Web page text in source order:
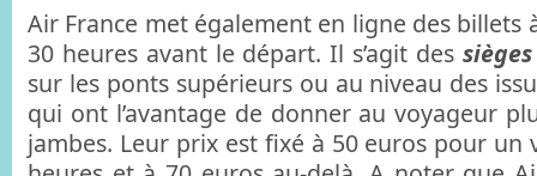
Air France met également en ligne des billets
30 heures avant le départ. Il s’agit des
sur les ponts supérieurs ou au niveau des
qui ont l’avantage de donner au voyageur
jambes. Leur prix est fixé à 50 euros pour un